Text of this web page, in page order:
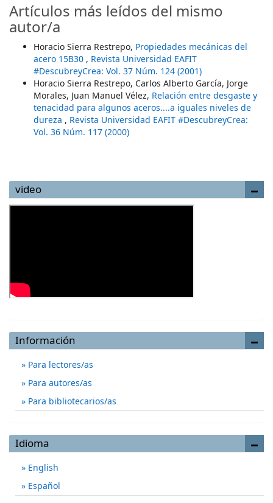
Artículos más leídos del mismo
autor/a
Horacio Sierra Restrepo, Propiedades mecánicas del
acero 15B30 , Revista Universidad EAFIT
#DescubreyCrea: Vol. 37 Núm. 124 (2001)
Horacio Sierra Restrepo, Carlos Alberto García, Jorge
Morales, Juan Manuel Vélez, Relación entre desgaste y
tenacidad para algunos aceros....a iguales niveles de
dureza , Revista Universidad EAFIT #DescubreyCrea:
Vol. 36 Núm. 117 (2000)
video
Información
Para lectores/as
Para autores/as
Para bibliotecarios/as
Idioma
English
Español